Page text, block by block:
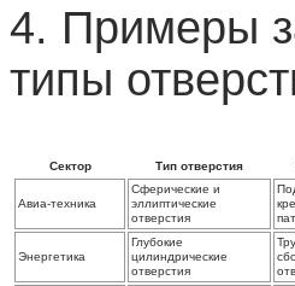
4. Примеры
типы
Сектор Тип отверстия
Авиа‑техника
Сферические и
эллиптические
отверстия
Энергетика
Глубокие
цилиндрические
отверстия